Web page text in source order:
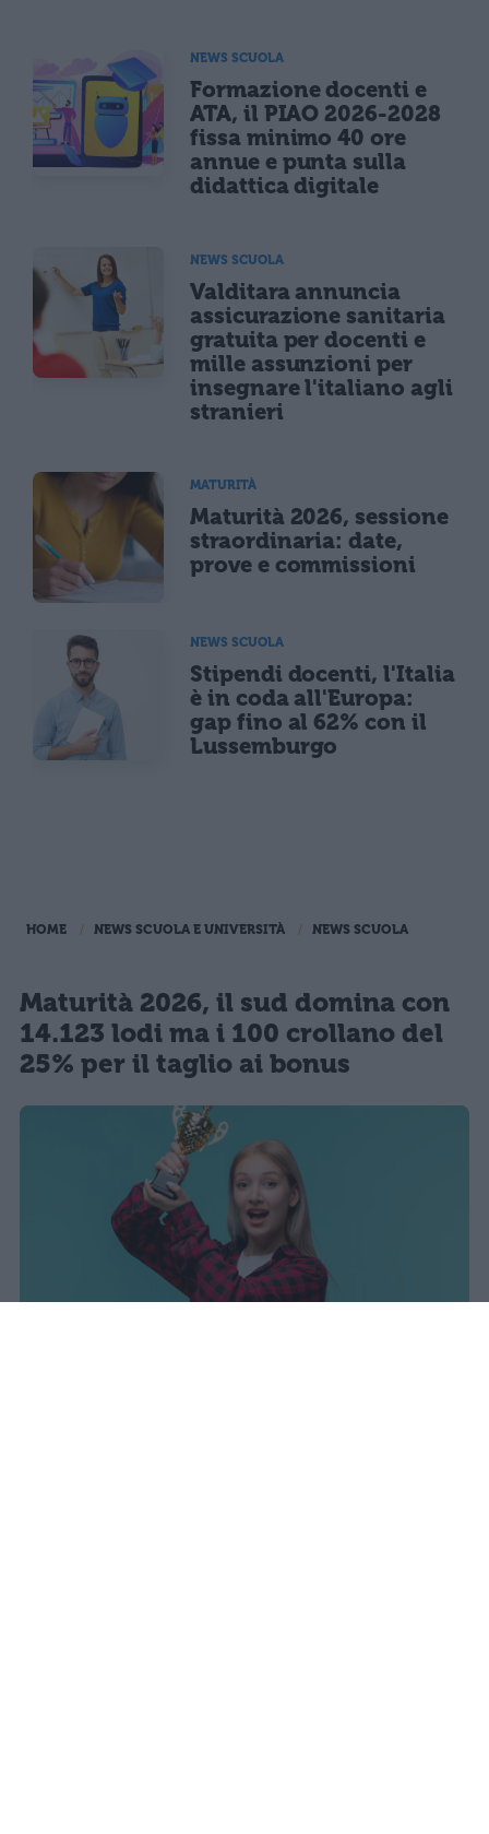
NEWS SCUOLA
Formazione docenti e
ATA, il PIAO 2026-2028
fissa minimo 40 ore
annue e punta sulla
didattica digitale
NEWS SCUOLA
Valditara annuncia
assicurazione sanitaria
gratuita per docenti e
mille assunzioni per
insegnare l'italiano agli
stranieri
MATURITÀ
Maturità 2026, sessione
straordinaria: date,
prove e commissioni
NEWS SCUOLA
Stipendi docenti, l'Italia
è in coda all'Europa:
gap fino al 62% con il
Lussemburgo
HOME NEWS SCUOLA E UNIVERSITÀ NEWS SCUOLA
Maturità 2026, il sud domina con
14.123 lodi ma i 100 crollano del
25% per il taglio ai bonus